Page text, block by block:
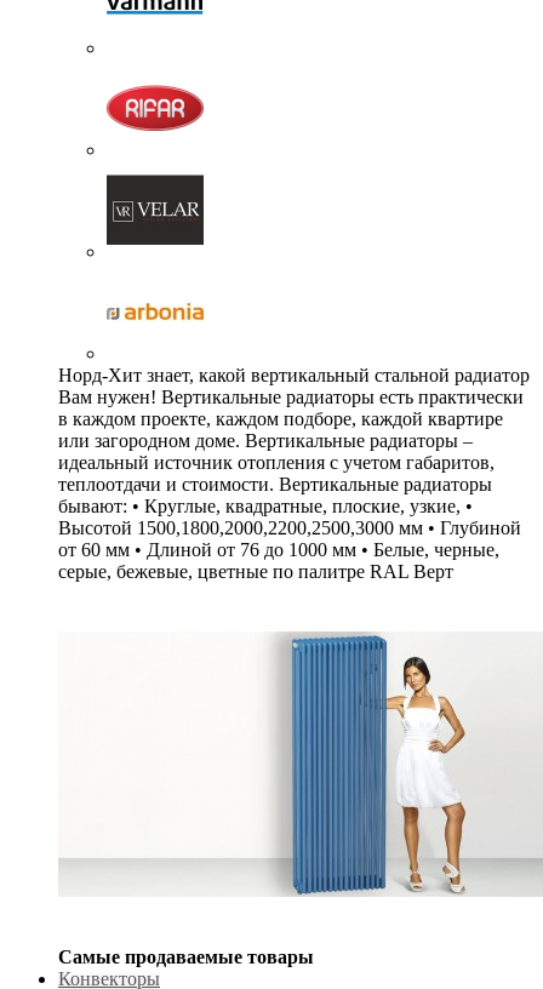
Норд-Хит знает, какой вертикальный стальной радиатор
Вам нужен! Вертикальные радиаторы есть практически
в каждом проекте, каждом подборе, каждой квартире
или загородном доме. Вертикальные радиаторы –
идеальный источник отопления с учетом габаритов,
теплоотдачи и стоимости. Вертикальные радиаторы
бывают: • Круглые, квадратные, плоские, узкие, •
Высотой 1500,1800,2000,2200,2500,3000 мм • Глубиной
от 60 мм • Длиной от 76 до 1000 мм • Белые, черные,
серые, бежевые, цветные по палитре RAL Верт
Самые продаваемые товары
Конвекторы